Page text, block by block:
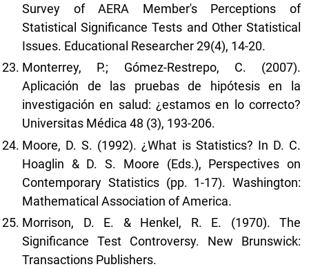
Survey of AERA Member's Perceptions of
Statistical Significance Tests and Other Statistical
Issues. Educational Researcher 29(4), 14-20.
Monterrey, P.; Gómez-Restrepo, C. (2007).
Aplicación de las pruebas de hipótesis en la
investigación en salud: ¿estamos en lo correcto?
Universitas Médica 48 (3), 193-206.
Moore, D. S. (1992). ¿What is Statistics? In D. C.
Hoaglin & D. S. Moore (Eds.), Perspectives on
Contemporary Statistics (pp. 1-17). Washington:
Mathematical Association of America.
Morrison, D. E. & Henkel, R. E. (1970). The
Significance Test Controversy. New Brunswick:
Transactions Publishers.